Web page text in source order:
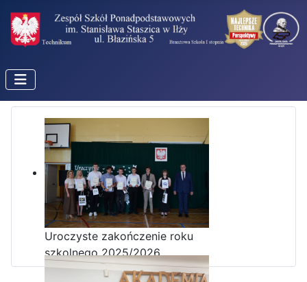
Uroczyste zakończenie roku
szkolnego 2025/2026